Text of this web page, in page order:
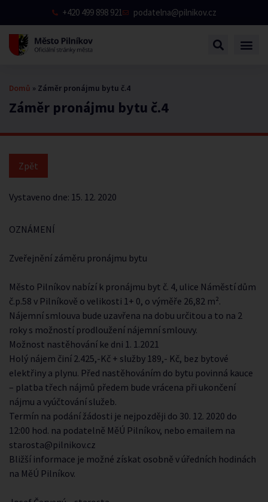
+420 499 898 921 podatelna@pilnikov.cz
Záměr pronájmu bytu č.4
Domů » Záměr pronájmu bytu č.4
Vystaveno dne: 15. 12. 2020
OZNÁMENÍ
Zveřejnění záměru pronájmu bytu
Město Pilníkov nabízí k pronájmu byt č. 4, ulice Náměstí dům
č.p.58 v Pilníkově o velikosti 1+ 0, o výměře 26,82 m².
Nájemní smlouva bude uzavřena na dobu určitou a to na 2
roky s možností prodloužení nájemní smlouvy.
Možnost nastěhování ke dni 1. 1.2021
Holý nájem činí 2.425,-Kč + služby 189,- Kč, bez bytové
elektřiny a plynu. Před nastěhováním do bytu povinná kauce
– platba třech nájmů předem bude vrácena při ukončení
nájmu a vyúčtování služeb.
Termín na podání žádosti je nejpozději do 30. 12. 2020 do
12:00 hod. na podatelně MěÚ Pilníkov, nebo emailem na
starosta@pilnikov.cz
Bližší informace je možné získat osobně v úředních hodinách
na MěÚ Pilníkov.